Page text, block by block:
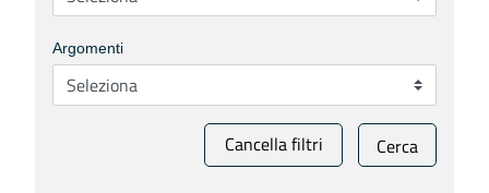
Argomenti
Cancella filtri Cerca